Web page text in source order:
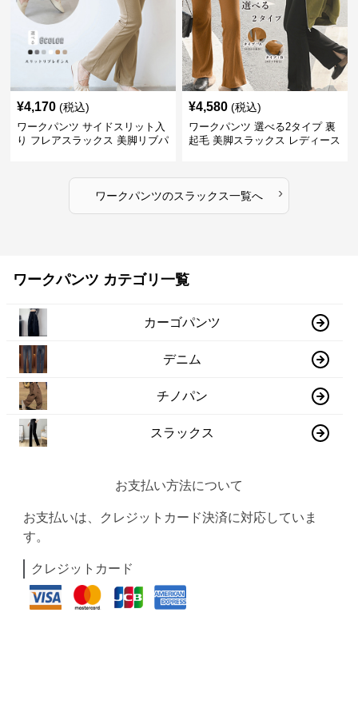
¥4,170 (税込)
ワークパンツ サイドスリット入
り フレアスラックス 美脚リブパ
¥4,580 (税込)
ワークパンツ 選べる2タイプ 裏
起毛 美脚スラックス レディース
ワークパンツのスラックス一覧へ ›
ワークパンツ カテゴリ一覧
カーゴパンツ
デニム
チノパン
スラックス
お支払い方法について
お支払いは、クレジットカード決済に対応していま
す。
クレジットカード